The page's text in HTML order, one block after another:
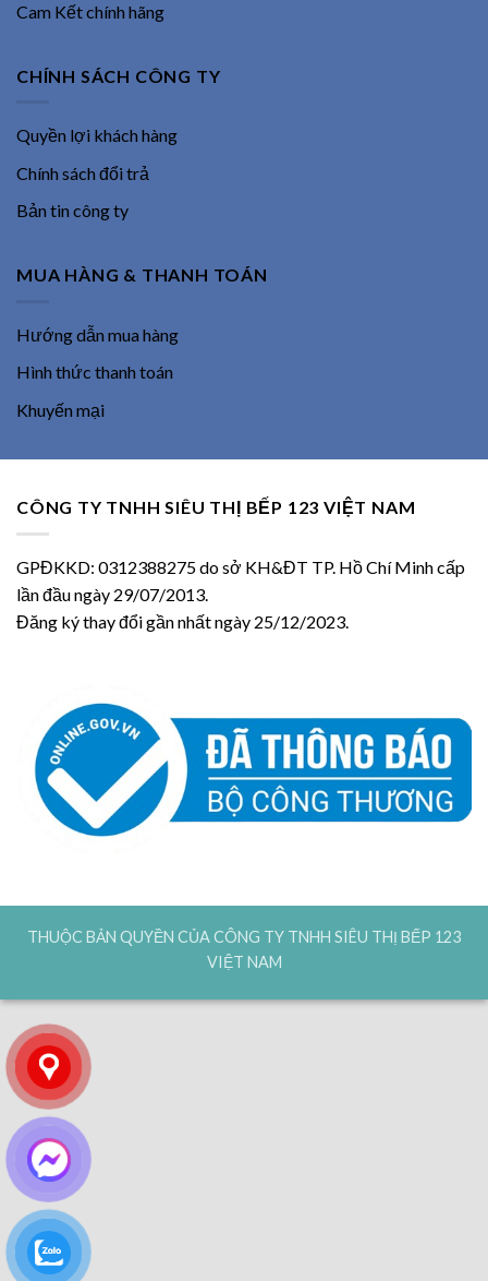
Cam Kết chính hãng
CHÍNH SÁCH CÔNG TY
Quyền lợi khách hàng
Chính sách đổi trả
Bản tin công ty
MUA HÀNG & THANH TOÁN
Hướng dẫn mua hàng
Hình thức thanh toán
Khuyến mại
CÔNG TY TNHH SIÊU THỊ BẾP 123 VIỆT NAM
GPĐKKD: 0312388275 do sở KH&ĐT TP. Hồ Chí Minh cấp
lần đầu ngày 29/07/2013.
Đăng ký thay đổi gần nhất ngày 25/12/2023.
THUỘC BẢN QUYỀN CỦA CÔNG TY TNHH SIÊU THỊ BẾP 123
VIỆT NAM